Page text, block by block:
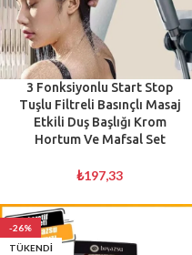
3 Fonksiyonlu Start Stop
Tuşlu Filtreli Basınçlı Masaj
Etkili Duş Başlığı Krom
Hortum Ve Mafsal Set
₺197,33
-26%
TÜKENDI